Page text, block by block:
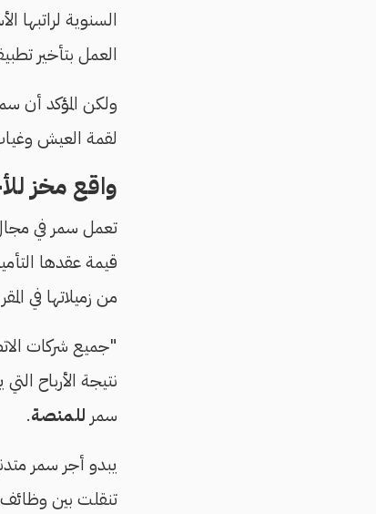
السنوية لراتبها
العمل بتأخير
ولكن المؤكد أن
لقمة العيش
واقع مخز
قيمة عقدها
من زميلاتها في
نتيجة الأرباح
سمر للمنصة.
تنقلت بين وظائف